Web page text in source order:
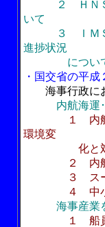
２ ＨＮＳ条
いて
３ ＩＭＳＢ
進捗状況
につい
・国交省の平
海事行政に
内航海運
１ 内
環境変
化と対
２ 内航海運
３ スーパー
４ 中小企
海事産業
１ 船